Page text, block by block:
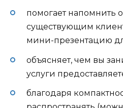
помогает напомнить
существующим
мини-презентацию
объясняет, чем вы
услуги
благодаря